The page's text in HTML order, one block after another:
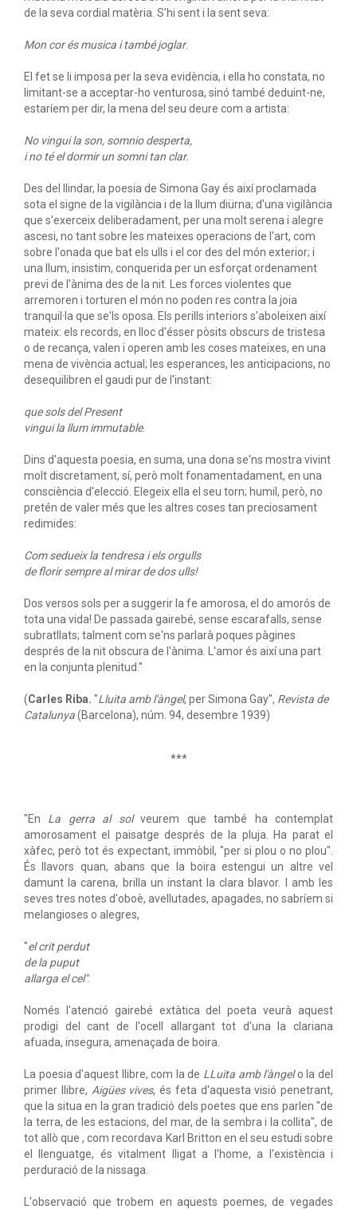
de la seva cordial matèria. S'hi sent i la sent seva:
Mon cor és musica i també joglar.
El fet se li imposa per la seva evidència, i ella ho constata, no
limitant-se a acceptar-ho venturosa, sinó també deduint-ne,
estaríem per dir, la mena del seu deure com a artista:
No vingui la son, somnio desperta,
i no té el dormir un somni tan clar.
Des del llindar, la poesia de Simona Gay és així proclamada
sota el signe de la vigilància i de la llum diürna; d'una vigilància
que s'exerceix deliberadament, per una molt serena i alegre
ascesi, no tant sobre les mateixes operacions de l'art, com
sobre l'onada que bat els ulls i el cor des del món exterior; i
una llum, insistim, conquerida per un esforçat ordenament
previ de l'ànima des de la nit. Les forces violentes que
arremoren i torturen el món no poden res contra la joia
tranquil·la que se'ls oposa. Els perills interiors s'aboleixen així
mateix: els records, en lloc d'ésser pòsits obscurs de tristesa
o de recança, valen i operen amb les coses mateixes, en una
mena de vivència actual; les esperances, les anticipacions, no
desequilibren el gaudi pur de l'instant:
que sols del Present
vingui la llum immutable.
Dins d'aquesta poesia, en suma, una dona se'ns mostra vivint
molt discretament, sí, però molt fonamentadament, en una
consciència d'elecció. Elegeix ella el seu torn; humil, però, no
pretén de valer més que les altres coses tan preciosament
redimides:
Com sedueix la tendresa i els orgulls
de florir sempre al mirar de dos ulls!
Dos versos sols per a suggerir la fe amorosa, el do amorós de
tota una vida! De passada gairebé, sense escarafalls, sense
subratllats; talment com se'ns parlarà poques pàgines
després de la nit obscura de l'ànima. L'amor és així una part
en la conjunta plenitud."
(Carles Riba. "Lluita amb l'àngel, per Simona Gay", Revista de
Catalunya(Barcelona), núm. 94, desembre 1939)
***
"En La gerra al solveurem que també ha contemplat
amorosament el paisatge després de la pluja. Ha parat el
xàfec, però tot és expectant, immòbil, "per si plou o no plou".
És llavors quan, abans que la boira estengui un altre vel
damunt la carena, brilla un instant la clara blavor. I amb les
seves tres notes d'oboè, avellutades, apagades, no sabríem si
melangioses o alegres,
"el crit perdut
de la puput
allarga el cel".
Només l'atenció gairebé extàtica del poeta veurà aquest
prodigi del cant de l'ocell allargant tot d'una la clariana
afuada, insegura, amenaçada de boira.
La poesia d'aquest llibre, com la de LLuita amb l'àngelo la del
primer llibre, Aigües vives, és feta d'aquesta visió penetrant,
que la situa en la gran tradició dels poetes que ens parlen "de
la terra, de les estacions, del mar, de la sembra i la collita", de
tot allò que , com recordava Karl Britton en el seu estudi sobre
el llenguatge, és vitalment lligat a l'home, a l'existència i
perduració de la nissaga.
L'observació que trobem en aquests poemes, de vegades